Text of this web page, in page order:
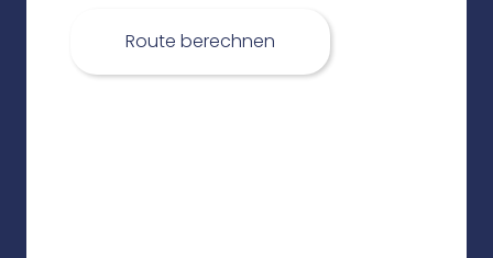
Trainingslager
Veranstaltungen
Route berechnen